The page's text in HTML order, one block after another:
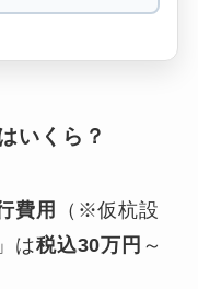
いくら？
費用
（※仮杭設
は税込30万円 ～